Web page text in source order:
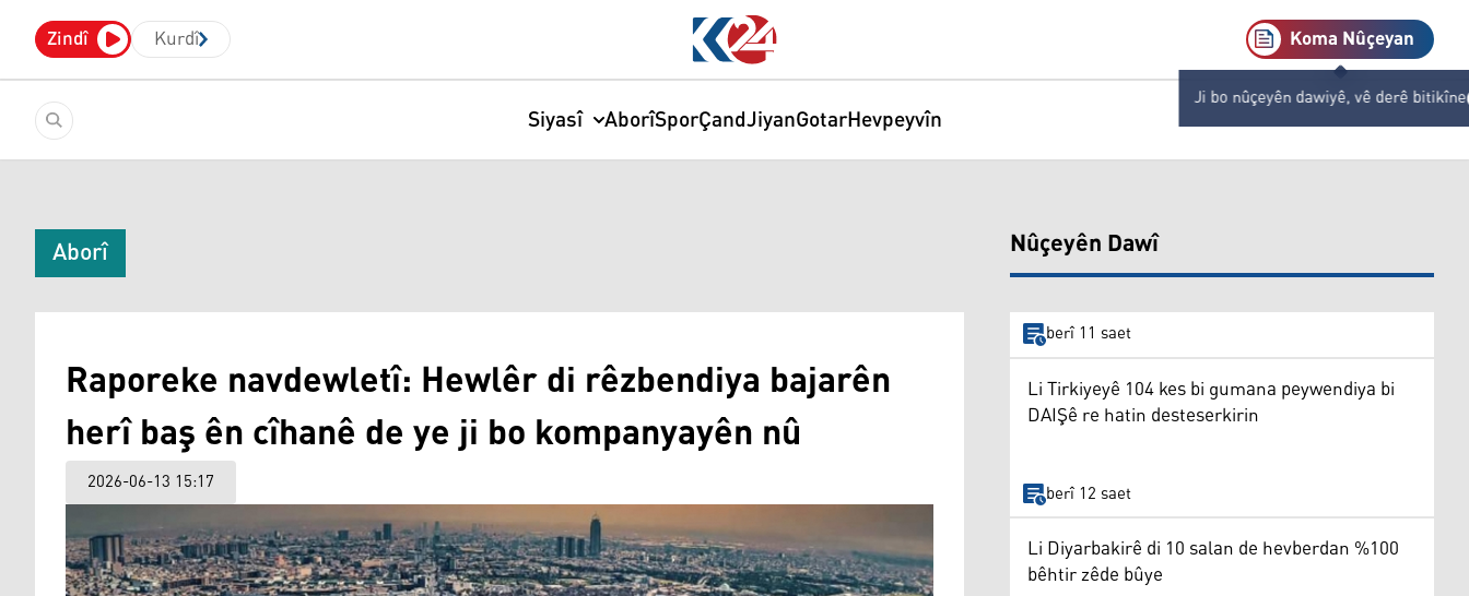
Zindî Kurdî Koma Nûçeyan
Ji bo nûçeyên dawiyê, vê derê bitikîne
Siyasî AborîSporÇandJiyanGotarHevpeyvîn
Aborî
Raporeke navdewletî: Hewlêr di rêzbendiya bajarên
herî baş ên cîhanê de ye ji bo kompanyayên nû
2026-06-13 15:17
Nûçeyên Dawî
berî 11 saet
Li Tirkiyeyê 104 kes bi gumana peywendiya bi
DAIŞê re hatin desteserkirin
berî 12 saet
Li Diyarbakirê di 10 salan de hevberdan %100
bêhtir zêde bûye